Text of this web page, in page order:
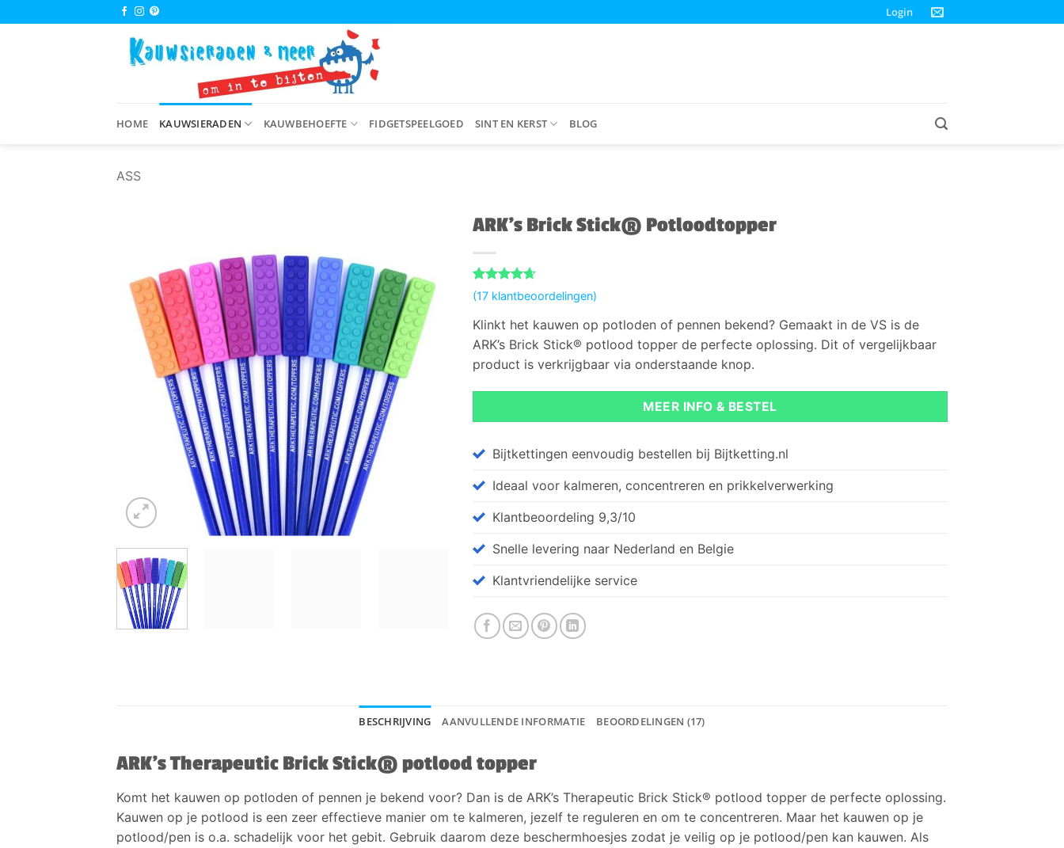
naar
Login
HOME KAUWSIERADEN KAUWBEHOEFTE FIDGETSPEELGOED SINT EN KERST BLOG
ASS
ARK’s Brick Stick® Potloodtopper
Gewaardeerd
4.65
op 5
gebaseerd
op
17
klant
waarderingen
(17 klantbeoordelingen)
Klinkt het kauwen op potloden of pennen bekend? Gemaakt in de VS is de
ARK’s Brick Stick® potlood topper de perfecte oplossing. Dit of vergelijkbaar
product is verkrijgbaar via onderstaande knop.
MEER INFO & BESTEL
Bijtkettingen eenvoudig bestellen bij Bijtketting.nl
Ideaal voor kalmeren, concentreren en prikkelverwerking
Klantbeoordeling 9,3/10
Snelle levering naar Nederland en Belgie
Klantvriendelijke service
BESCHRIJVING AANVULLENDE INFORMATIE BEOORDELINGEN (17)
ARK’s Therapeutic Brick Stick® potlood topper
Komt het kauwen op potloden of pennen je bekend voor? Dan is de ARK’s Therapeutic Brick Stick® potlood topper de perfecte oplossing.
Kauwen op je potlood is een zeer effectieve manier om te kalmeren, jezelf te reguleren en om te concentreren. Maar het kauwen op je
potlood/pen is o.a. schadelijk voor het gebit. Gebruik daarom deze beschermhoesjes zodat je veilig op je potlood/pen kan kauwen. Als